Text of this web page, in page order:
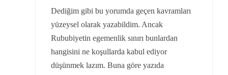
Dediğim gibi bu yorumda geçen kavramları
yüzeysel olarak yazabildim. Ancak
Rububiyetin egemenlik sınırı bunlardan
hangisini ne koşullarda kabul ediyor
düşünmek lazım. Buna göre yazıda